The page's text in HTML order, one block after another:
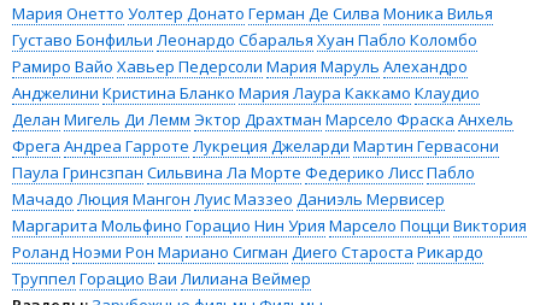
Мария Онетто Уолтер Донато Герман Де Силва Моника Вилья
Густаво Бонфильи Леонардо Сбаралья Хуан Пабло Коломбо
Рамиро Вайо Хавьер Педерсоли Мария Маруль Алехандро
Анджелини Кристина Бланко Мария Лаура Каккамо Клаудио
Делан Мигель Ди Лемм Эктор Драхтман Марсело Фраска Анхель
Фрега Андреа Гарроте Лукреция Джеларди Мартин Гервасони
Паула Гринсзпан Сильвина Ла Морте Федерико ЛиссПабло
Мачадо Люция Мангон Луис Маззео Даниэль Мервисер
Маргарита Мольфино Горацио Нин Урия Марсело Поцци Виктория
РоландНоэми Рон Мариано Сигман Диего Староста Рикардо
Труппел Горацио Ваи Лилиана Веймер